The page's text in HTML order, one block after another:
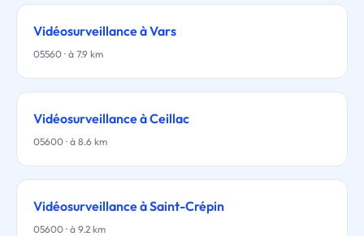
Vidéosurveillance à Vars
05560 · à 7.9 km
Vidéosurveillance à Ceillac
05600 · à 8.6 km
Vidéosurveillance à Saint-Crépin
05600 · à 9.2 km